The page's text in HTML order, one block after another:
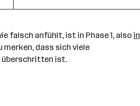
falsch anfühlt, ist in Phase 1, also in
merken, dass sich viele
überschritten ist.